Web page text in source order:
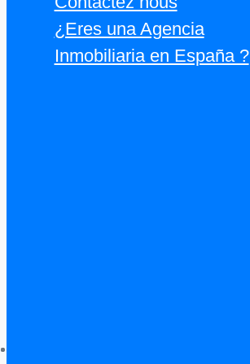
¿Eres una Agencia
Inmobiliaria en España ?